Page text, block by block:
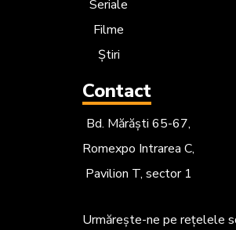
Seriale
Filme
Știri
Contact
Bd. Mărăști 65-67,
Romexpo Intrarea C,
Pavilion T, sector 1
Urmărește-ne pe rețelele